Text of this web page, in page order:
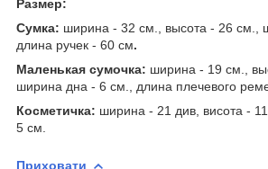
Размер:
Сумка: ширина - 32 см., высота - 26 см.,
длина ручек - 60 см.
Маленькая сумочка: ширина - 19 см.,
ширина дна - 6 см., длина плечевого
Косметичка: ширина - 21 див, висота -
5 см.
Приховати